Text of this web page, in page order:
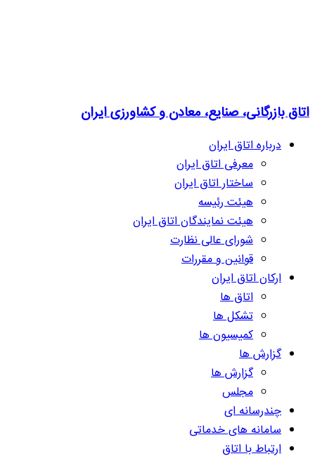
اتاق بازرگانی، صنایع، معادن و کشاورزی ایران
درباره اتاق ایران
معرفی اتاق ایران
ساختار اتاق ایران
هیئت رئیسه
هیئت نمایندگان اتاق ایران
شورای عالی نظارت
قوانین و مقررات
ارکان اتاق ایران
اتاق ها
تشکل ها
کمیسیون ها
گزارش ها
گزارش ها
مجلس
چندرسانه ای
سامانه های خدماتی
ارتباط با اتاق